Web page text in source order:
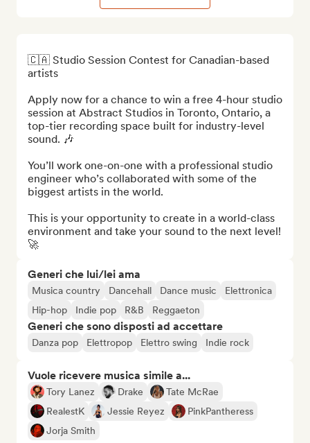
🇨🇦 Studio Session Contest for Canadian-based
artists
Apply now for a chance to win a free 4-hour studio
session at Abstract Studios in Toronto, Ontario, a
top-tier recording space built for industry-level
sound. 🎶
You’ll work one-on-one with a professional studio
engineer who’s collaborated with some of the
biggest artists in the world.
This is your opportunity to create in a world-class
environment and take your sound to the next level!
🚀
Generi che lui/lei ama
Musica country Dancehall Dance music
Elettronica
Hip-hop
Indie pop R&B Reggaeton
Generi che sono disposti ad accettare
Danza pop Elettropop Elettro swing Indie rock
Vuole ricevere musica simile a...
Tory Lanez Drake
Tate McRae
RealestK
Jessie Reyez
PinkPantheress
Jorja Smith